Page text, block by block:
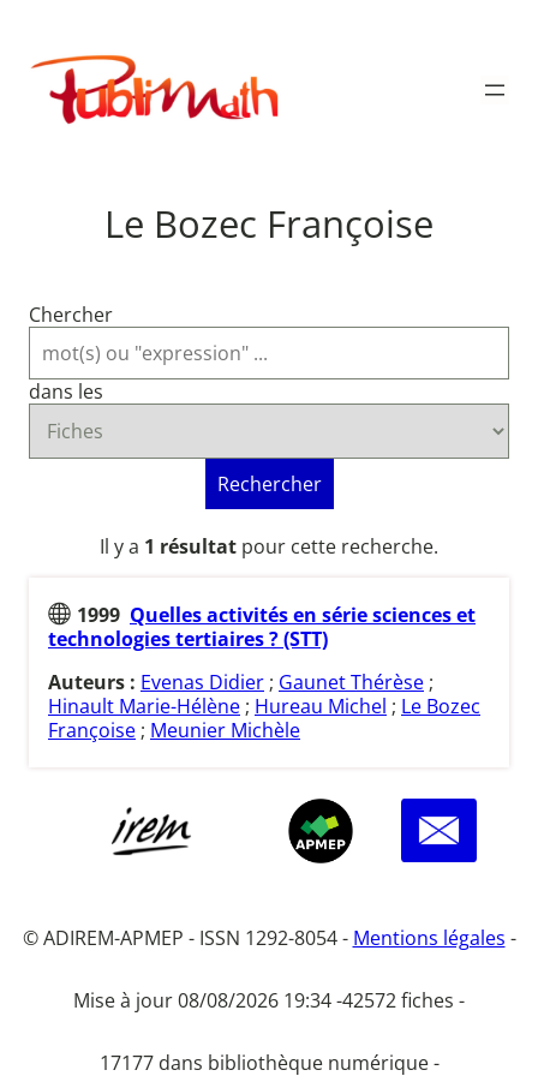
contenu
Publimath
Le Bozec Françoise
Chercher
dans les
Rechercher
Il y a 1 résultat pour cette recherche.
1999 Quelles activités en série sciences et
technologies tertiaires ? (STT)
Auteurs : Evenas Didier ; Gaunet Thérèse ;
Hinault Marie-Hélène ; Hureau Michel ; Le Bozec
Françoise ; Meunier Michèle
© ADIREM-APMEP - ISSN 1292-8054 - Mentions légales -
Mise à jour 08/08/2026 19:34 -42572 fiches -
17177 dans bibliothèque numérique -